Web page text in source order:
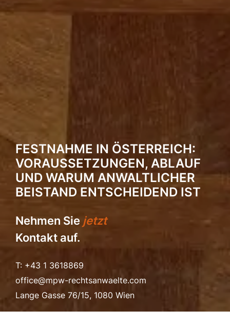
FESTNAHME IN ÖSTERREICH:
VORAUSSETZUNGEN, ABLAUF
UND WARUM ANWALTLICHER
BEISTAND ENTSCHEIDEND IST
Nehmen Sie jetzt
Kontakt auf.
T: +43 1 3618869
office@mpw-rechtsanwaelte.com
Lange Gasse 76/15, 1080 Wien